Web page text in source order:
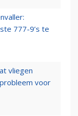
777-9’s te
vliegen
voor